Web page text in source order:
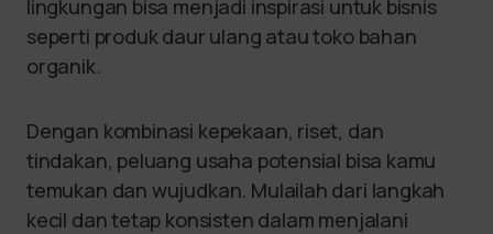
lingkungan bisa menjadi inspirasi untuk bisnis
seperti produk daur ulang atau toko bahan
organik.
Dengan kombinasi kepekaan, riset, dan
tindakan, peluang usaha potensial bisa kamu
temukan dan wujudkan. Mulailah dari langkah
kecil dan tetap konsisten dalam menjalani